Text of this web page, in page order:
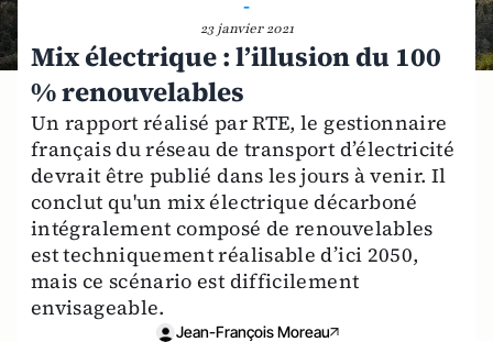
-
23 janvier 2021
Mix électrique : l’illusion du 100
% renouvelables
Un rapport réalisé par RTE, le gestionnaire
français du réseau de transport d’électricité
devrait être publié dans les jours à venir. Il
conclut qu'un mix électrique décarboné
intégralement composé de renouvelables
est techniquement réalisable d’ici 2050,
mais ce scénario est difficilement
envisageable.
Jean-François Moreau